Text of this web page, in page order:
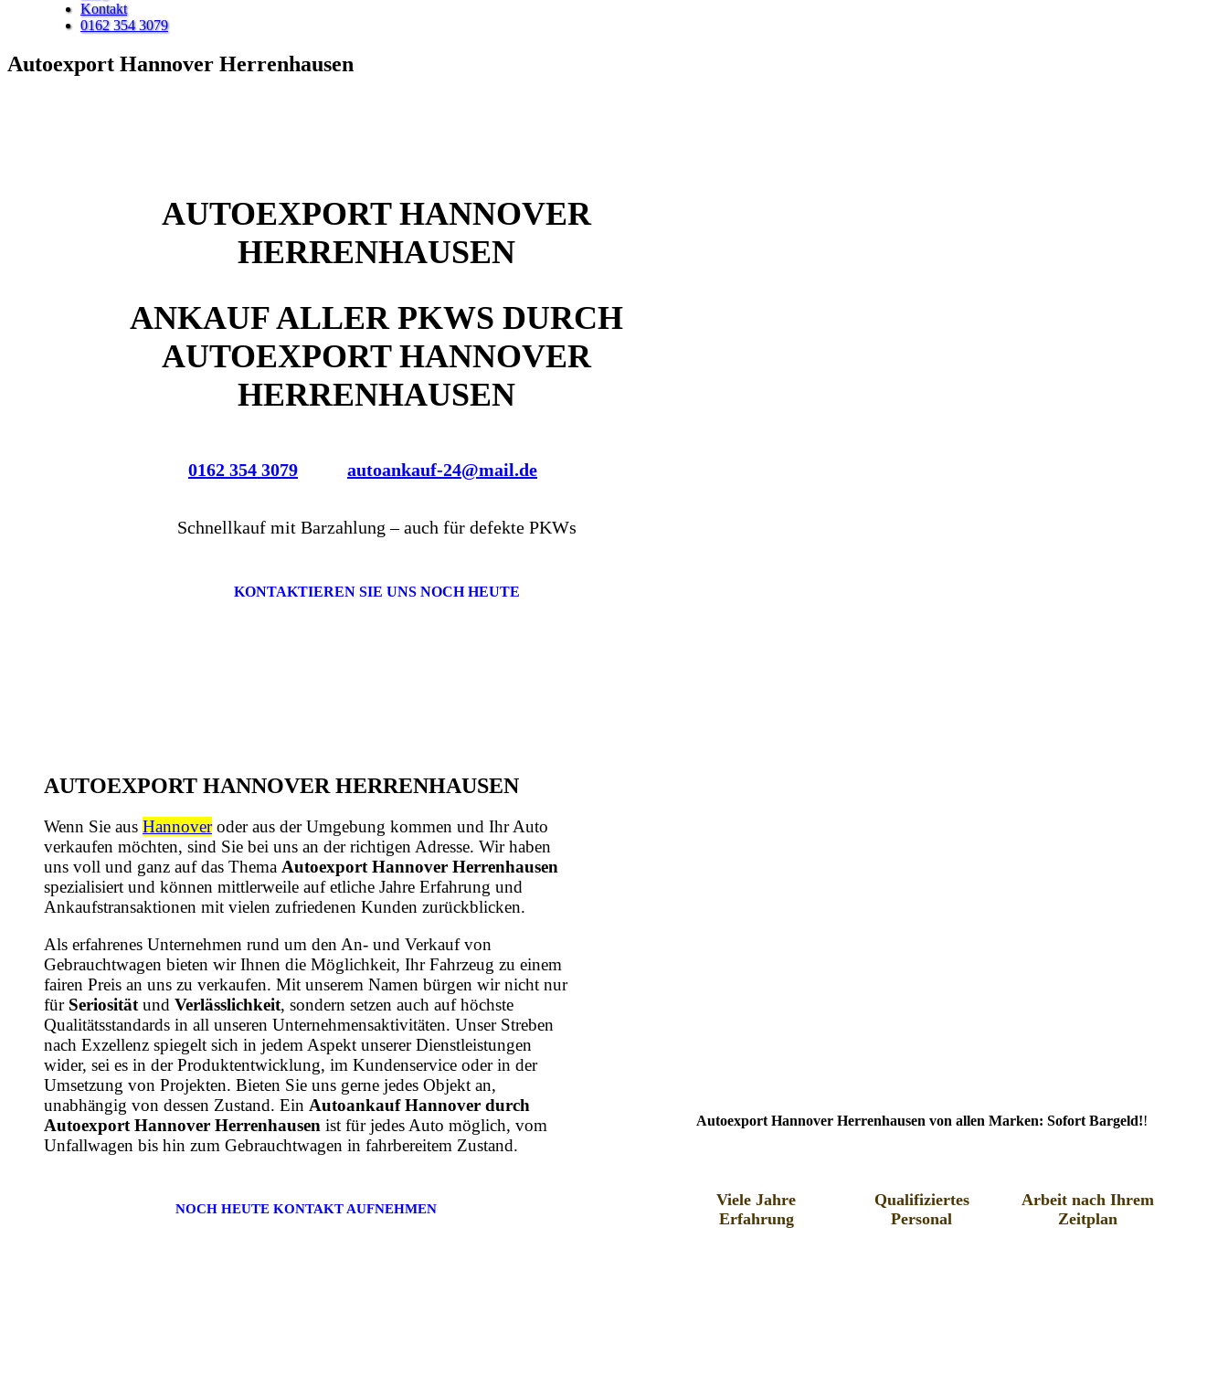
Kontakt
0162 354 3079
Autoexport Hannover Herrenhausen
AUTOEXPORT HANNOVER
HERRENHAUSEN
ANKAUF ALLER PKWS DURCH
AUTOEXPORT HANNOVER
HERRENHAUSEN
0162 354 3079 autoankauf-24@mail.de
Schnellkauf mit Barzahlung – auch für defekte PKWs
KONTAKTIEREN SIE UNS NOCH HEUTE
AUTOEXPORT HANNOVER HERRENHAUSEN
Wenn Sie aus Hannoveroder aus der Umgebung kommen und Ihr Auto
verkaufen möchten, sind Sie bei uns an der richtigen Adresse. Wir haben
uns voll und ganz auf das Thema Autoexport Hannover Herrenhausen
spezialisiert und können mittlerweile auf etliche Jahre Erfahrung und
Ankaufstransaktionen mit vielen zufriedenen Kunden zurückblicken.
Als erfahrenes Unternehmen rund um den An- und Verkauf von
Gebrauchtwagen bieten wir Ihnen die Möglichkeit, Ihr Fahrzeug zu einem
fairen Preis an uns zu verkaufen. Mit unserem Namen bürgen wir nicht nur
für Seriosität und Verlässlichkeit, sondern setzen auch auf höchste
Qualitätsstandards in all unseren Unternehmensaktivitäten. Unser Streben
nach Exzellenz spiegelt sich in jedem Aspekt unserer Dienstleistungen
wider, sei es in der Produktentwicklung, im Kundenservice oder in der
Umsetzung von Projekten. Bieten Sie uns gerne jedes Objekt an,
unabhängig von dessen Zustand. Ein Autoankauf Hannover durch
Autoexport Hannover Herrenhausen ist für jedes Auto möglich, vom
Unfallwagen bis hin zum Gebrauchtwagen in fahrbereitem Zustand.
NOCH HEUTE KONTAKT AUFNEHMEN
Autoexport Hannover Herrenhausen von allen Marken: Sofort Bargeld!!
Viele Jahre
Erfahrung
Qualifiziertes
Personal
Arbeit nach Ihrem
Zeitplan